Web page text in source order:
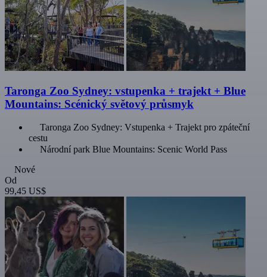
Taronga Zoo Sydney: vstupenka + trajekt + Blue
Mountains: Scénický světový průsmyk
Taronga Zoo Sydney: Vstupenka + Trajekt pro zpáteční
cestu
Národní park Blue Mountains: Scenic World Pass
Nové
Od
99,45 US$